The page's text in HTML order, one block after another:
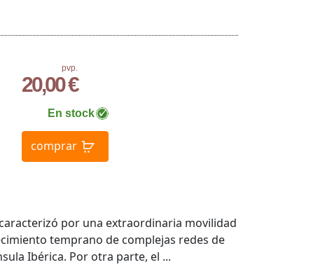
pvp.
20,00 €
En stock
comprar
por una extraordinaria movilidad
temprano de complejas redes de
Ibérica. Por otra parte, el ...